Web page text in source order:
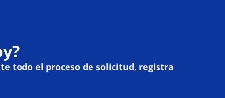
todo el proceso de solicitud, registra